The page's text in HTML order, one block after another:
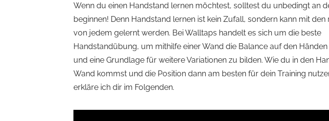
Wenn du einen Handstand lernen möchtest, solltest du unbedingt an
beginnen! Denn Handstand lernen ist kein Zufall, sondern kann mit den
von jedem gelernt werden. Bei Walltaps handelt es sich um die beste
Handstandübung, um mithilfe einer Wand die Balance auf den
und eine Grundlage für weitere Variationen zu bilden. Wie du in den
Wand kommst und die Position dann am besten für dein Training
erkläre ich dir im Folgenden.